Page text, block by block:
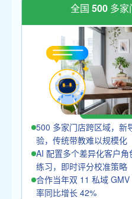
全国 500 多
500 多家门店跨区域，新
验，传统带教难以规模化
AI 配置多个差异化客户
练习，即时评分校准策略
合作当年双 11 私域
率同比增长 42%